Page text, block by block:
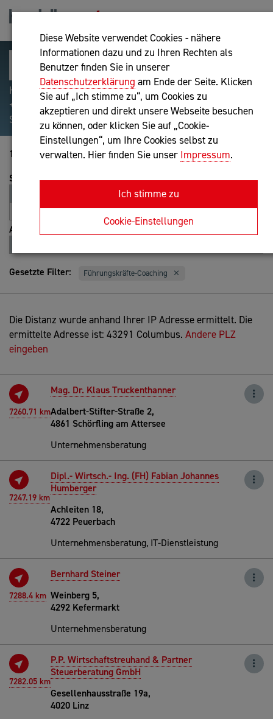
Diese Website verwendet Cookies - nähere
Informationen dazu und zu Ihren Rechten als
Benutzer finden Sie in unserer
Datenschutzerklärung am Ende der Seite. Klicken
Sie auf „Ich stimme zu“, um Cookies zu
akzeptieren und direkt unsere Webseite besuchen
zu können, oder klicken Sie auf „Cookie-
Einstellungen“, um Ihre Cookies selbst zu
verwalten. Hier finden Sie unser Impressum.
Ich stimme zu
Cookie-Einstellungen
Hilfreiche Suchparameter: Begriff einschließen:
+webshop, Begriff ausschließen: -webshop, Exakter
Suchbegriff: "internet of things"
161-179 von 179
Sortierung
Entfernung
A-Z
Z-A
Ansicht
Gesetzte Filter: Führungskräfte-Coaching
Die Distanz wurde anhand Ihrer IP Adresse ermittelt. Die
ermittelte Adresse ist: 43291 Columbus. Andere PLZ
eingeben
7260.71 km
Mag. Dr. Klaus Truckenthanner
Adalbert-Stifter-Straße 2,
4861 Schörfling am Attersee
Unternehmensberatung
7247.19 km
Dipl.- Wirtsch.- Ing. (FH) Fabian Johannes
Humberger
Achleiten 18,
4722 Peuerbach
Unternehmensberatung, IT-Dienstleistung
7288.4 km
Bernhard Steiner
Weinberg 5,
4292 Kefermarkt
Unternehmensberatung
7282.05 km
P.P. Wirtschaftstreuhand & Partner
Steuerberatung GmbH
Gesellenhausstraße 19a,
4020 Linz